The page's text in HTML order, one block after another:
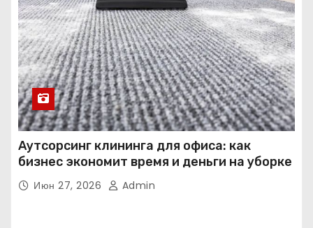
Аутсорсинг клининга для офиса: как
бизнес экономит время и деньги на уборке
Июн 27, 2026 Admin